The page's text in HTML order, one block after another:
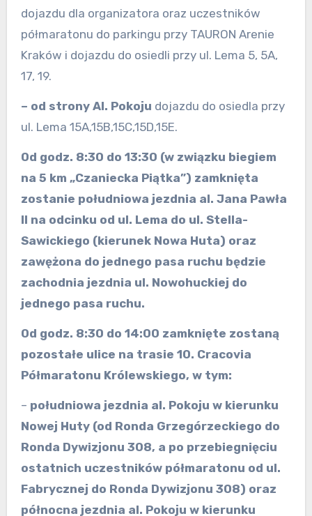
dojazdu dla organizatora oraz uczestników
półmaratonu do parkingu przy TAURON Arenie
Kraków i dojazdu do osiedli przy ul. Lema 5, 5A,
17, 19.
– od strony Al. Pokoju dojazdu do osiedla przy
ul. Lema 15A,15B,15C,15D,15E.
Od godz. 8:30 do 13:30 (w związku biegiem
na 5 km „Czaniecka Piątka”) zamknięta
zostanie południowa jezdnia al. Jana Pawła
II na odcinku od ul. Lema do ul. Stella-
Sawickiego (kierunek Nowa Huta) oraz
zawężona do jednego pasa ruchu będzie
zachodnia jezdnia ul. Nowohuckiej do
jednego pasa ruchu.
Od godz. 8:30 do 14:00 zamknięte zostaną
pozostałe ulice na trasie 10. Cracovia
Półmaratonu Królewskiego, w tym:
– południowa jezdnia al. Pokoju w kierunku
Nowej Huty (od Ronda Grzegórzeckiego do
Ronda Dywizjonu 308, a po przebiegnięciu
ostatnich uczestników półmaratonu od ul.
Fabrycznej do Ronda Dywizjonu 308) oraz
północna jezdnia al. Pokoju w kierunku